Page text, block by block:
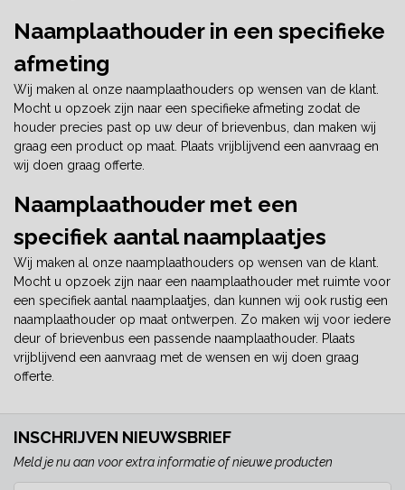
Naamplaathouder in een specifieke
afmeting
Wij maken al onze naamplaathouders op wensen van de klant.
Mocht u opzoek zijn naar een specifieke afmeting zodat de
houder precies past op uw deur of brievenbus, dan maken wij
graag een product op maat. Plaats vrijblijvend een aanvraag en
wij doen graag offerte.
Naamplaathouder met een
specifiek aantal naamplaatjes
Wij maken al onze naamplaathouders op wensen van de klant.
Mocht u opzoek zijn naar een naamplaathouder met ruimte voor
een specifiek aantal naamplaatjes, dan kunnen wij ook rustig een
naamplaathouder op maat ontwerpen. Zo maken wij voor iedere
deur of brievenbus een passende naamplaathouder. Plaats
vrijblijvend een aanvraag met de wensen en wij doen graag
offerte.
INSCHRIJVEN NIEUWSBRIEF
Meld je nu aan voor extra informatie of nieuwe producten